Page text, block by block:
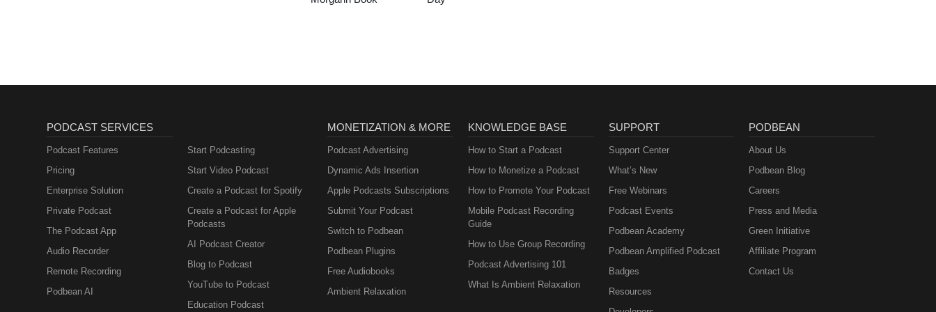
PODCAST SERVICES
Podcast Features
Pricing
Enterprise Solution
Private Podcast
The Podcast App
Audio Recorder
Remote Recording
Podbean AI
Start Podcasting
Start Video Podcast
Create a Podcast for Spotify
Create a Podcast for Apple
Podcasts
AI Podcast Creator
Blog to Podcast
YouTube to Podcast
Education Podcast
MONETIZATION & MORE
Podcast Advertising
Dynamic Ads Insertion
Apple Podcasts Subscriptions
Submit Your Podcast
Switch to Podbean
Podbean Plugins
Free Audiobooks
Ambient Relaxation
KNOWLEDGE BASE
How to Start a Podcast
How to Monetize a Podcast
How to Promote Your Podcast
Mobile Podcast Recording
Guide
How to Use Group Recording
Podcast Advertising 101
What Is Ambient Relaxation
SUPPORT
Support Center
What’s New
Free Webinars
Podcast Events
Podbean Academy
Podbean Amplified Podcast
Badges
Resources
PODBEAN
About Us
Podbean Blog
Careers
Press and Media
Green Initiative
Affiliate Program
Contact Us